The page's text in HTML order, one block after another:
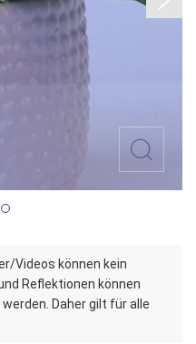
Videos können kein
Reflektionen können
Daher gilt für alle